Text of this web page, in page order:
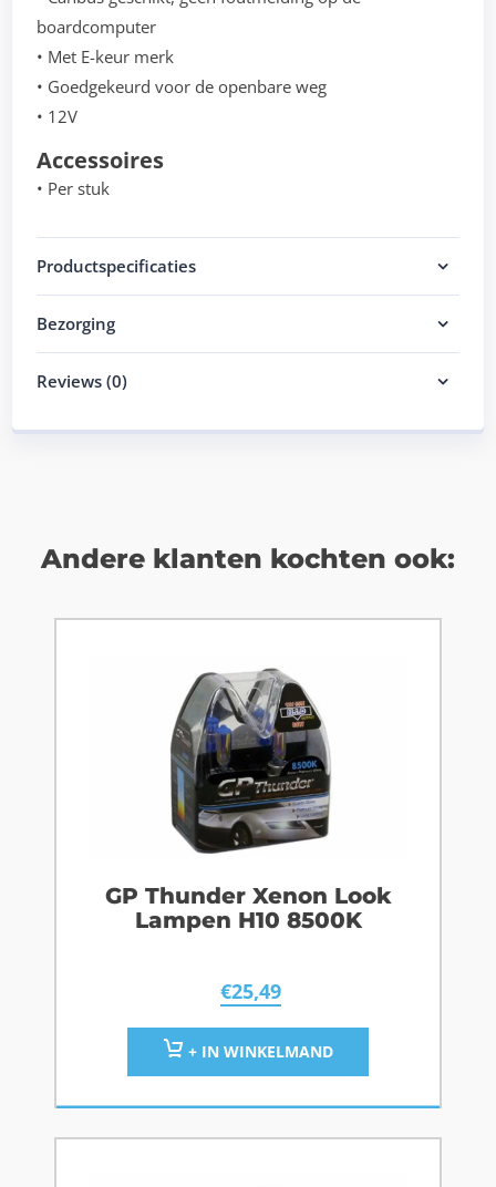
boardcomputer
• Met E-keur merk
• Goedgekeurd voor de openbare weg
• 12V
Accessoires
• Per stuk
Productspecificaties
Bezorging
Reviews (0)
Andere klanten kochten ook:
GP Thunder Xenon Look
Lampen H10 8500K
€25,49
+ IN WINKELMAND